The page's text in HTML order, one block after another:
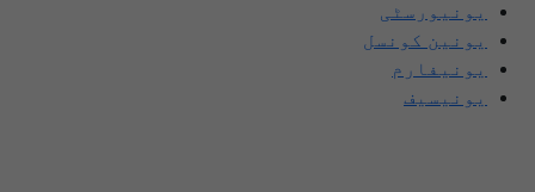
یونیورسٹی
یونین کونسل
یونیفارم
یونیسیف